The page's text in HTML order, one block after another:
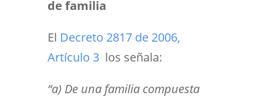
de familia
El Decreto 2817 de 2006,
Artículo 3los señala:
“a) De una familia compuesta